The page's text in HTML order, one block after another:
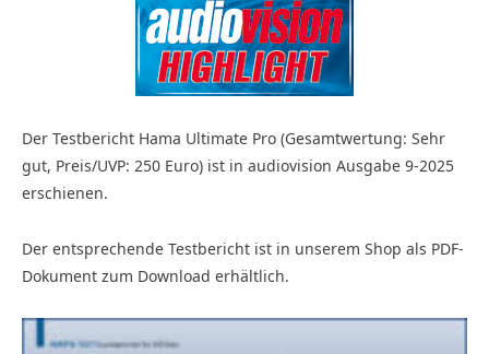
Der Testbericht Hama Ultimate Pro (Gesamtwertung: Sehr
gut, Preis/UVP: 250 Euro) ist in audiovision Ausgabe 9-2025
erschienen.
Der entsprechende Testbericht ist in unserem Shop als PDF-
Dokument zum Download erhältlich.